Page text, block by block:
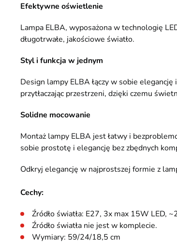
Efektywne oświetlenie
Lampa ELBA, wyposażona w technologię
długotrwałe, jakościowe światło.
Styl i funkcja w jednym
Design lampy ELBA łączy w sobie
przytłaczając przestrzeni, dzięki czemu
Solidne mocowanie
Montaż lampy ELBA jest łatwy i
sobie prostotę i elegancję bez zbędnych
Odkryj elegancję w najprostszej formie z
Cechy:
Źródło światła: E27, 3x max 15W LED,
Źródło światła nie jest w komplecie.
Wymiary: 59/24/18,5 cm